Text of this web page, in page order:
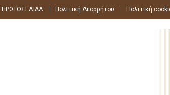
ΠΡΩΤΟΣΕΛΙΔΑ Πολιτική Απορρήτου Πολιτική